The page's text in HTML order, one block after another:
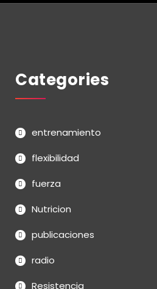
Categories
entrenamiento
flexibilidad
fuerza
Nutricion
publicaciones
radio
Resistencia